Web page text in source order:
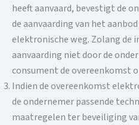
heeft aanvaard, bevestigt de
de aanvaarding van het
elektronische weg. Zolang de
aanvaarding niet door de
consument de overeenkomst
Indien de overeenkomst
de ondernemer passende
maatregelen ter beveiliging